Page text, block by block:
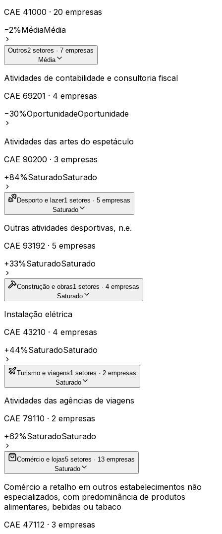
CAE 41000 · 20 empresas
−2%MédiaMédia
Outros2 setores · 7 empresas
Média
Atividades de contabilidade e consultoria fiscal
CAE 69201 · 4 empresas
−30%OportunidadeOportunidade
Atividades das artes do espetáculo
CAE 90200 · 3 empresas
+84%SaturadoSaturado
Desporto e lazer1 setores · 5 empresas
Saturado
Outras atividades desportivas, n.e.
CAE 93192 · 5 empresas
+33%SaturadoSaturado
Construção e obras1 setores · 4 empresas
Saturado
Instalação elétrica
CAE 43210 · 4 empresas
+44%SaturadoSaturado
Turismo e viagens1 setores · 2 empresas
Saturado
Atividades das agências de viagens
CAE 79110 · 2 empresas
+62%SaturadoSaturado
Comércio e lojas5 setores · 13 empresas
Saturado
Comércio a retalho em outros estabelecimentos não
especializados, com predominância de produtos
alimentares, bebidas ou tabaco
CAE 47112 · 3 empresas